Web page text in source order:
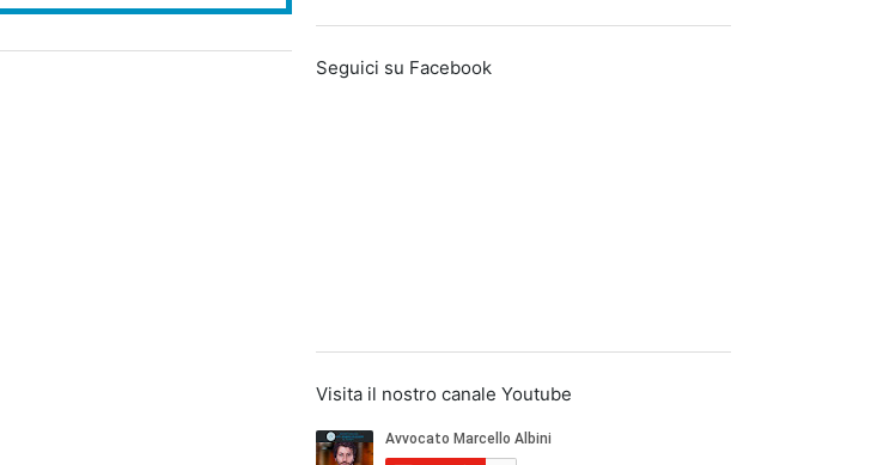
Seguici su Facebook
Visita il nostro canale Youtube